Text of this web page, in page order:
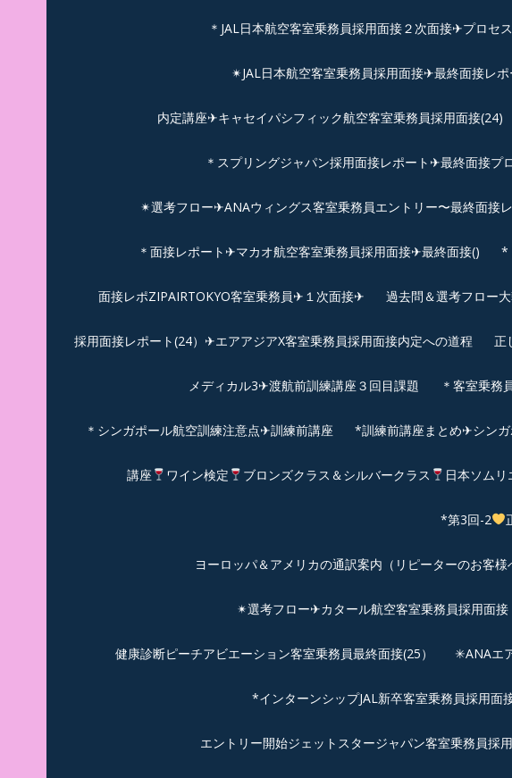
＊JAL日本航空客室乗務員採用面接２次面接✈プロセ
✴︎JAL日本航空客室乗務員採用面接✈最終面接レポ
内定講座✈キャセイパシフィック航空客室乗務員採用面接(24)
＊スプリングジャパン採用面接レポート✈最終面接プ
✴︎選考フロー✈︎ANAウィングス客室乗務員エントリー〜最終面接レ
＊面接レポート✈マカオ航空客室乗務員採用面接✈最終面接() *
面接レポZIPAIRTOKYO客室乗務員✈１次面接✈ 過去問＆選考フロー
採用面接レポート(24）✈エアアジアX客室乗務員採用面接内定への道程 正
メディカル3✈渡航前訓練講座３回目課題 ＊客室乗務
＊シンガポール航空訓練注意点✈訓練前講座 *訓練前講座まとめ✈シン
講座 ワイン検定 ブロンズクラス＆シルバークラス 日本ソムリ
*第3回-2
ヨーロッパ＆アメリカの通訳案内（リピーターのお客
✴︎選考フロー✈カタール航空客室乗務員採用面接
健康診断ピーチアビエーション客室乗務員最終面接(25） ✳︎ANAエ
*インターンシップJAL新卒客室乗務員採用面
エントリー開始ジェットスタージャパン客室乗務員採